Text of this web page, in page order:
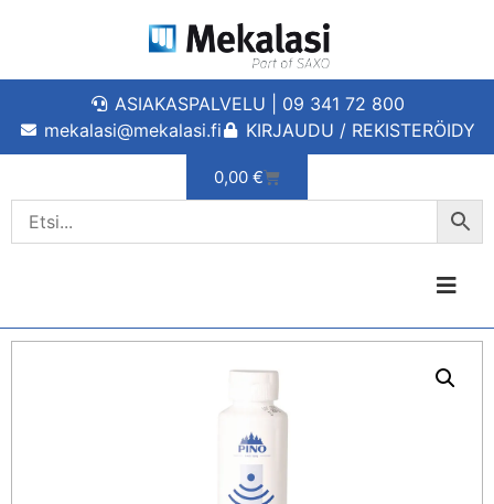
ASIAKASPALVELU | 09 341 72 800
mekalasi@mekalasi.fi
KIRJAUDU / REKISTERÖIDY
0,00 €